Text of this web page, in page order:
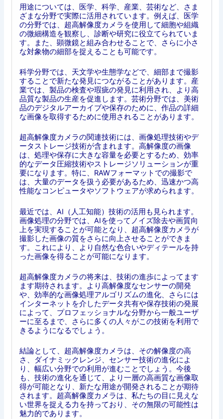
用途については、医学、科学、産業、芸術など、さま
ざまな分野で実際に活用されています。例えば、医学
の分野では、超高解像度カメラを使用して細胞や組織
の微細構造を観察し、診断や研究に役立てられていま
す。また、顕微鏡と組み合わせることで、さらに小さ
な対象物の細部を捉えることも可能です。
科学分野では、天文学や生態学などで、細部まで撮影
することで新たな発見につながることがあります。産
業では、製品の検査や瑕疵の発見に利用され、より高
品質な製品の生産を促進します。芸術分野では、美術
品のデジタルアーカイブや保存のために、作品の詳細
な画像を取得するために使用されることがあります。
超高解像度カメラの関連技術には、画像処理技術やデ
ータストレージ技術が含まれます。高解像度の画像
は、処理や保存に大きな容量を必要とするため、効率
的なデータ圧縮技術やストレージソリューションが重
要になります。特に、RAWフォーマットでの撮影で
は、大量のデータを扱う必要があるため、迅速かつ高
性能なコンピュータやソフトウェアが求められます。
最近では、AI（人工知能）技術の活用も見られます。
画像処理の分野では、AIを使ってノイズ除去や画質向
上を実現することが可能となり、超高解像度カメラが
撮影した画像の質をさらに向上させることができま
す。これにより、より自然な色合いやディテールを持
った画像を得ることが可能になります。
超高解像度カメラの将来は、技術の進歩によってます
ます期待されます。より高解像度なセンサーの開発
や、効率的な画像処理アルゴリズムの進化、さらには
インターネットを介したデータ共有や保存技術の発展
によって、プロフェッショナルな分野から一般ユーザ
ーに至るまで、さらに多くの人々がこの技術を利用で
きるようになるでしょう。
結論として、超高解像度カメラは、その解像度の高
さ、ダイナミックレンジ、センサー技術の進化によ
り、幅広い分野での利用が進むことでしょう。今後
も、技術の進化を通じて、より一層の高画質な画像取
得が可能となり、新たな用途が開発されることが期待
されます。超高解像度カメラは、私たちの目に見えな
い世界を捉える力を持っており、その無限の可能性は
魅力的であります。